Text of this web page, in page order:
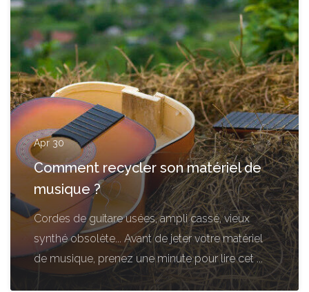
Apr 30
Comment recycler son matériel de
musique ?
Cordes de guitare usées, ampli cassé, vieux
synthé obsolète... Avant de jeter votre matériel
de musique, prenez une minute pour lire cet ...